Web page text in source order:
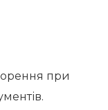
при